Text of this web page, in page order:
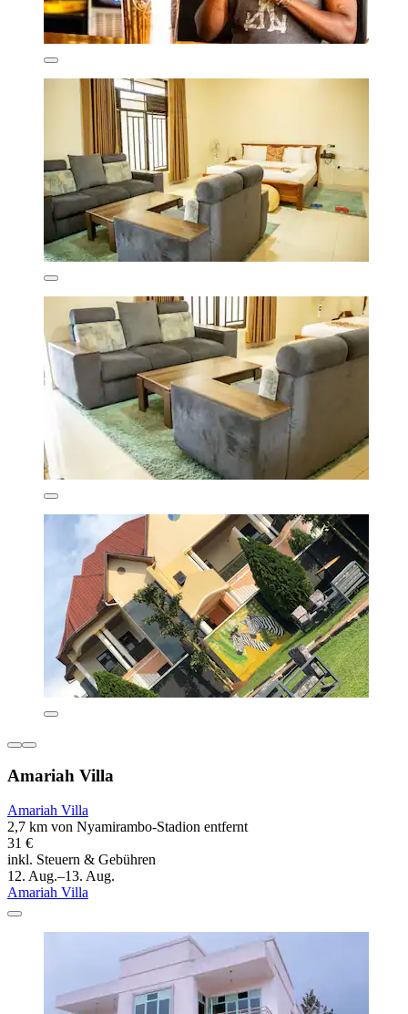
Amariah Villa
Amariah Villa
2,7 km von Nyamirambo-Stadion entfernt
31 €
inkl. Steuern & Gebühren
12. Aug.–13. Aug.
Amariah Villa